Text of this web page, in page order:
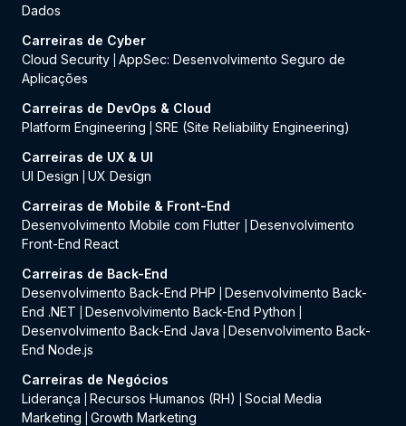
Dados
Carreiras de Cyber
Cloud Security AppSec: Desenvolvimento Seguro de
Aplicações
Carreiras de DevOps & Cloud
Platform Engineering
SRE (Site Reliability Engineering)
Carreiras de UX & UI
UI Design
UX Design
Carreiras de Mobile & Front-End
Desenvolvimento Mobile com Flutter
Desenvolvimento
Front-End React
Carreiras de Back-End
Desenvolvimento Back-End PHP
Desenvolvimento Back-
End .NET
Desenvolvimento Back-End Python
Desenvolvimento Back-End Java
Desenvolvimento Back-
End Node.js
Carreiras de Negócios
Liderança
Recursos Humanos (RH)
Social Media
Marketing
Growth Marketing